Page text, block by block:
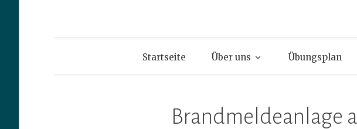
Startseite Über uns Übungsplan
Brandmeldeanlage